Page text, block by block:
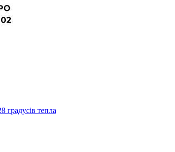
градусів тепла